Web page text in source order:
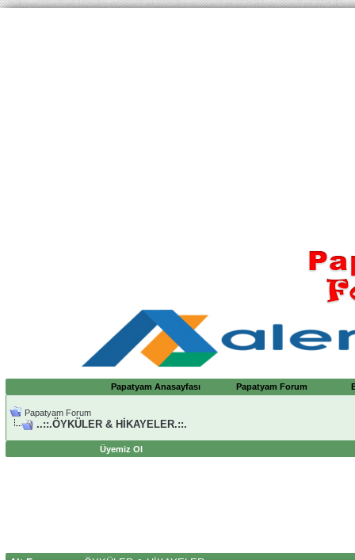
Papatyam Anasayfası Papatyam Forum
Papatyam Forum
..::.ÖYKÜLER & HİKAYELER.::.
Üyemiz Ol